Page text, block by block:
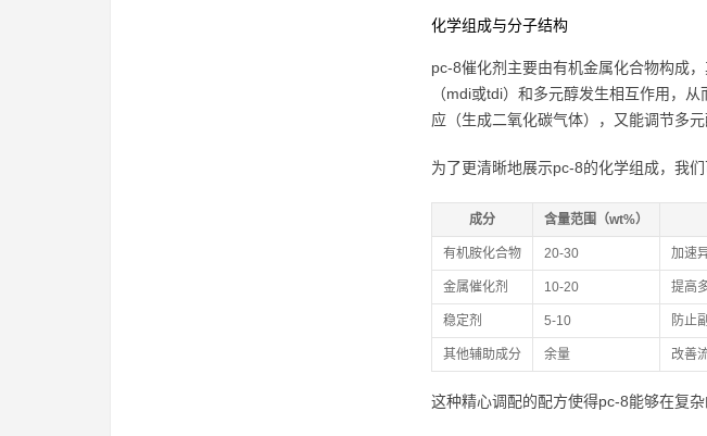
化学组成与分子结构
pc-8催化剂主要由有机金属化合物构成
（mdi或tdi）和多元醇发生相互作用，
应（生成二氧化碳气体），又能调节多
为了更清晰地展示pc-8的化学组成，我们
成分 含量范围（wt%）
有机胺化合物 20-30 加速
金属催化剂 10-20 提高
稳定剂 5-10 防止
其他辅助成分 余量 改善
这种精心调配的配方使得pc-8能够在复